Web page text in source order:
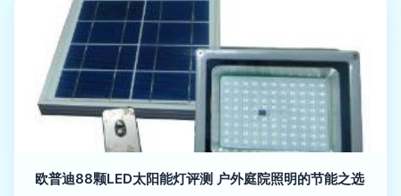
欧普迪88颗LED太阳能灯评测 户外庭院照明的节能之选